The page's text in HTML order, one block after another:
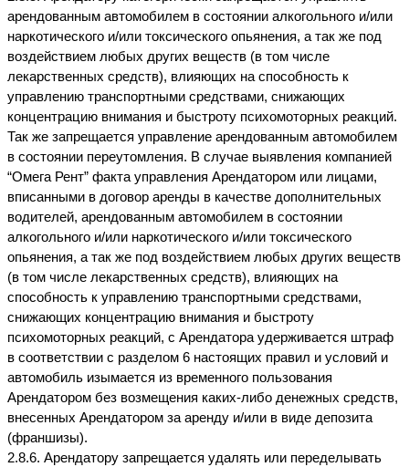
арендованным автомобилем в состоянии алкогольного и/или
наркотического и/или токсического опьянения, а так же под
воздействием любых других веществ (в том числе
лекарственных средств), влияющих на способность к
управлению транспортными средствами, снижающих
концентрацию внимания и быстроту психомоторных реакций.
Так же запрещается управление арендованным автомобилем
в состоянии переутомления. В случае выявления компанией
“Омега Рент” факта управления Арендатором или лицами,
вписанными в договор аренды в качестве дополнительных
водителей, арендованным автомобилем в состоянии
алкогольного и/или наркотического и/или токсического
опьянения, а так же под воздействием любых других веществ
(в том числе лекарственных средств), влияющих на
способность к управлению транспортными средствами,
снижающих концентрацию внимания и быстроту
психомоторных реакций, с Арендатора удерживается штраф
в соответствии с разделом 6 настоящих правил и условий и
автомобиль изымается из временного пользования
Арендатором без возмещения каких-либо денежных средств,
внесенных Арендатором за аренду и/или в виде депозита
(франшизы).
2.8.6. Арендатору запрещается удалять или переделывать